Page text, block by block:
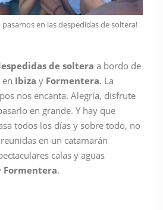
pasamos en las despedidas de soltera!
de soltera a bordo de
en Ibiza y Formentera. La
nos encanta. Alegría, disfrute
en grande. Y hay que
todos los días y sobre todo, no
en un catamarán
calas y aguas
Formentera.